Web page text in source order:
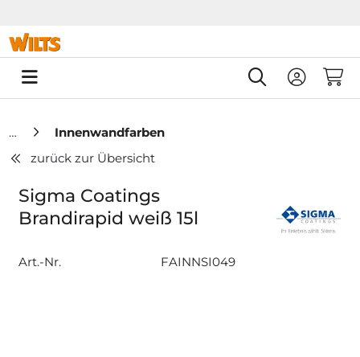
0
Innenwandfarben
zurück zur Übersicht
Sigma Coatings
Brandirapid weiß 15l
Art.-Nr. FAINNSI049